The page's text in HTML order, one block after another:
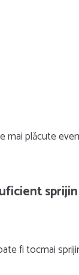
mai plăcute
fi tocmai